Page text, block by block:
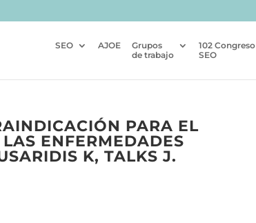
SEO AJOE
Grupos
de trabajo
102 Congreso
SEO
PARA EL
ENFERMEDADES
K, TALKS J.